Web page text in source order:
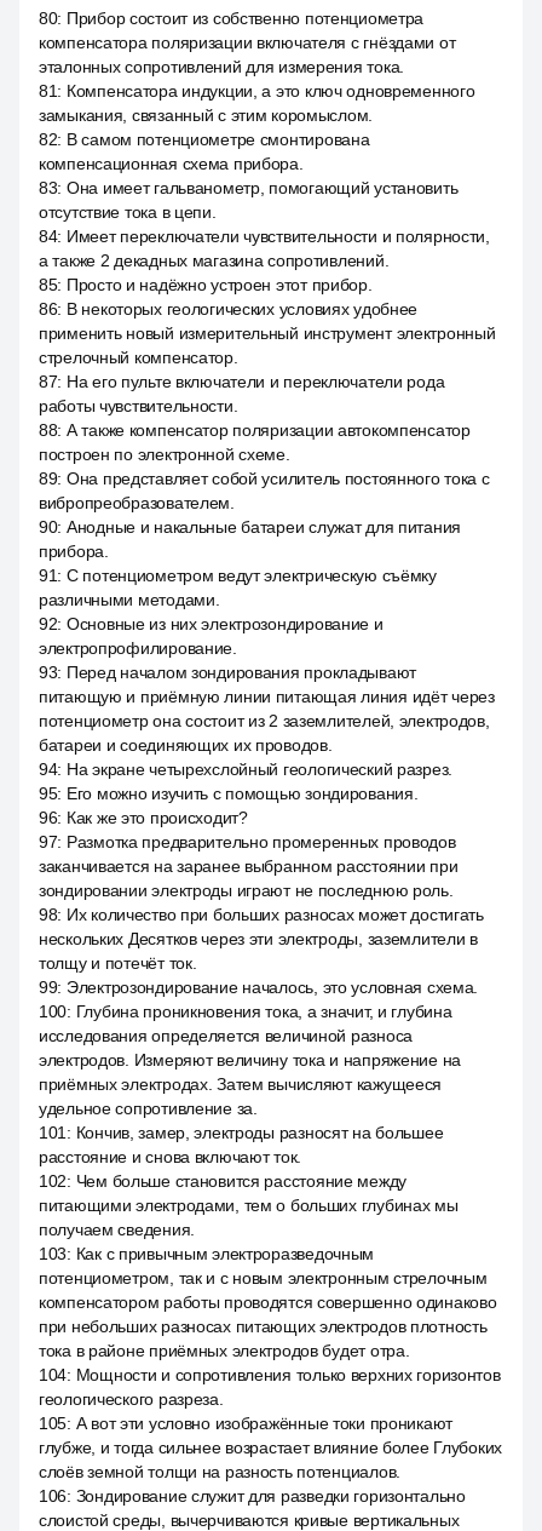
80: Прибор состоит из собственно потенциометра
компенсатора поляризации включателя с гнёздами от
эталонных сопротивлений для измерения тока.
81: Компенсатора индукции, а это ключ одновременного
замыкания, связанный с этим коромыслом.
82: В самом потенциометре смонтирована
компенсационная схема прибора.
83: Она имеет гальванометр, помогающий установить
отсутствие тока в цепи.
84: Имеет переключатели чувствительности и полярности,
а также 2 декадных магазина сопротивлений.
85: Просто и надёжно устроен этот прибор.
86: В некоторых геологических условиях удобнее
применить новый измерительный инструмент электронный
стрелочный компенсатор.
87: На его пульте включатели и переключатели рода
работы чувствительности.
88: А также компенсатор поляризации автокомпенсатор
построен по электронной схеме.
89: Она представляет собой усилитель постоянного тока с
вибропреобразователем.
90: Анодные и накальные батареи служат для питания
прибора.
91: С потенциометром ведут электрическую съёмку
различными методами.
92: Основные из них электрозондирование и
электропрофилирование.
93: Перед началом зондирования прокладывают
питающую и приёмную линии питающая линия идёт через
потенциометр она состоит из 2 заземлителей, электродов,
батареи и соединяющих их проводов.
94: На экране четырехслойный геологический разрез.
95: Его можно изучить с помощью зондирования.
96: Как же это происходит?
97: Размотка предварительно промеренных проводов
заканчивается на заранее выбранном расстоянии при
зондировании электроды играют не последнюю роль.
98: Их количество при больших разносах может достигать
нескольких Десятков через эти электроды, заземлители в
толщу и потечёт ток.
99: Электрозондирование началось, это условная схема.
100: Глубина проникновения тока, а значит, и глубина
исследования определяется величиной разноса
электродов. Измеряют величину тока и напряжение на
приёмных электродах. Затем вычисляют кажущееся
удельное сопротивление за.
101 : Кончив, замер, электроды разносят на большее
расстояние и снова включают ток.
102: Чем больше становится расстояние между
питающими электродами, тем о больших глубинах мы
получаем сведения.
103: Как с привычным электроразведочным
потенциометром, так и с новым электронным стрелочным
компенсатором работы проводятся совершенно одинаково
при небольших разносах питающих электродов плотность
тока в районе приёмных электродов будет отра.
104: Мощности и сопротивления только верхних горизонтов
геологического разреза.
105: А вот эти условно изображённые токи проникают
глубже, и тогда сильнее возрастает влияние более Глубоких
слоёв земной толщи на разность потенциалов.
106: Зондирование служит для разведки горизонтально
слоистой среды, вычерчиваются кривые вертикальных